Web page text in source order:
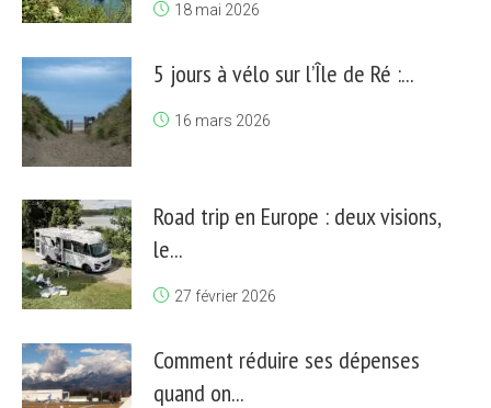
18 mai 2026
5 jours à vélo sur l’Île de Ré :...
16 mars 2026
Road trip en Europe : deux visions,
le...
27 février 2026
Comment réduire ses dépenses
quand on...